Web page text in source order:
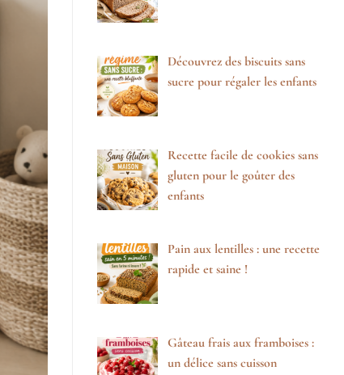
Découvrez des biscuits sans
sucre pour régaler les enfants
Recette facile de cookies sans
gluten pour le goûter des
enfants
Pain aux lentilles : une recette
rapide et saine !
Gâteau frais aux framboises :
un délice sans cuisson